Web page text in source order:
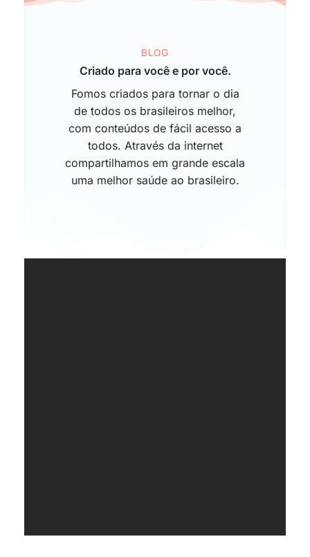
BLOG
Criado para você e por você.
Fomos criados para tornar o dia
de todos os brasileiros melhor,
com conteúdos de fácil acesso a
todos. Através da internet
compartilhamos em grande escala
uma melhor saúde ao brasileiro.